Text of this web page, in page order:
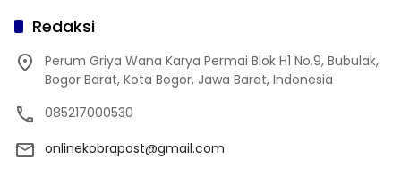
Redaksi
Perum Griya Wana Karya Permai Blok H1 No.9, Bubulak,
Bogor Barat, Kota Bogor, Jawa Barat, Indonesia
085217000530
onlinekobrapost@gmail.com